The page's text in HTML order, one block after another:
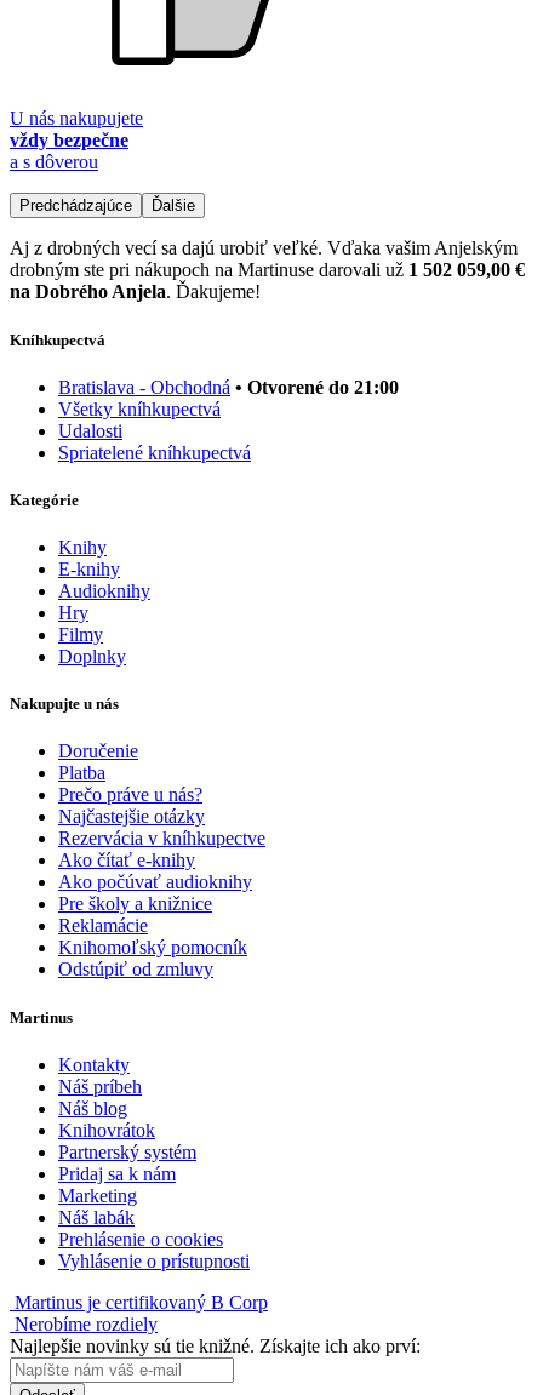
U nás nakupujete
vždy bezpečne
a s dôverou
Predchádzajúce Ďalšie
Aj z drobných vecí sa dajú urobiť veľké. Vďaka vašim Anjelským
drobným ste pri nákupoch na Martinuse darovali už 1 502 059,00 €
na Dobrého Anjela. Ďakujeme!
Kníhkupectvá
Bratislava - Obchodná • Otvorené do 21:00
Všetky kníhkupectvá
Udalosti
Spriatelené kníhkupectvá
Kategórie
Knihy
E-knihy
Audioknihy
Hry
Filmy
Doplnky
Nakupujte u nás
Doručenie
Platba
Prečo práve u nás?
Najčastejšie otázky
Rezervácia v kníhkupectve
Ako čítať e-knihy
Ako počúvať audioknihy
Pre školy a knižnice
Reklamácie
Knihomoľský pomocník
Odstúpiť od zmluvy
Martinus
Kontakty
Náš príbeh
Náš blog
Knihovrátok
Partnerský systém
Pridaj sa k nám
Marketing
Náš labák
Prehlásenie o cookies
Vyhlásenie o prístupnosti
Martinus je certifikovaný B Corp
Nerobíme rozdiely
Najlepšie novinky sú tie knižné. Získajte ich ako prví: